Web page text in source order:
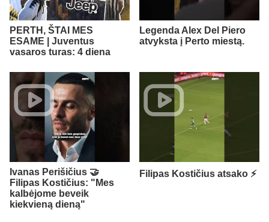
PERTH, ŠTAI MES
ESAME | Juventus
vasaros turas: 4 diena
Legenda Alex Del Piero
atvyksta į Perto miestą.
Ivanas Perišičius 🤝
Filipas Kostičius: "Mes
kalbėjome beveik
kiekvieną dieną"
Filipas Kostičius atsako ⚡